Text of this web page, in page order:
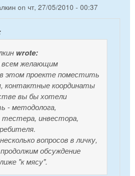
on чт, 27/05/2010 - 00:37
wrote:
всем желающим
этом проекте поместить
контактные координаты
вы бы хотели
- методолога,
тестера, инвестора,
вопросов в личку,
обсуждение
"к мясу".